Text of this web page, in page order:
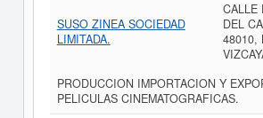
SUSO ZINEA SOCIEDAD
LIMITADA.
CALLE
DEL
48010,
PRODUCCION IMPORTACION Y
PELICULAS CINEMATOGRAFICAS.